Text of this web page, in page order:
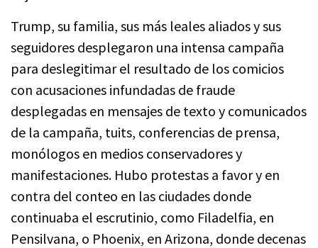
Trump, su familia, sus más leales aliados y sus
seguidores desplegaron una intensa campaña
para deslegitimar el resultado de los comicios
con acusaciones infundadas de fraude
desplegadas en mensajes de texto y comunicados
de la campaña, tuits, conferencias de prensa,
monólogos en medios conservadores y
manifestaciones. Hubo protestas a favor y en
contra del conteo en las ciudades donde
continuaba el escrutinio, como Filadelfia, en
Pensilvana, o Phoenix, en Arizona, donde decenas